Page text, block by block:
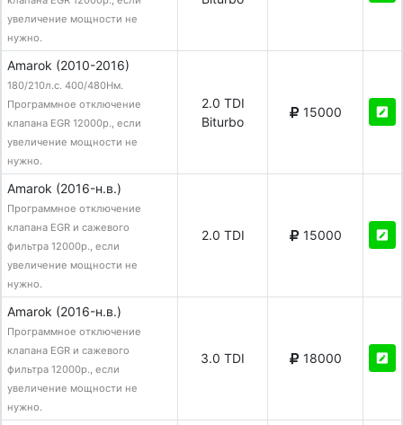
увеличение мощности не
нужно.
Amarok (2010-2016)
180/210л.с. 400/480Нм.
Программное отключение
клапана EGR 12000р., если
увеличение мощности не
нужно.
2.0 TDI
Biturbo
15000
Amarok (2016-н.в.)
Программное отключение
клапана EGR и сажевого
фильтра 12000р., если
увеличение мощности не
нужно.
2.0 TDI 15000
Amarok (2016-н.в.)
Программное отключение
клапана EGR и сажевого
фильтра 12000р., если
увеличение мощности не
нужно.
3.0 TDI 18000